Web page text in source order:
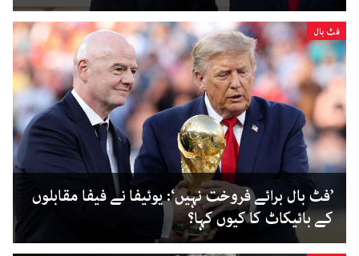
فٹ بال
’فٹ بال برائے فروخت نہیں‘: یوئیفا نے فیفا مقابلوں
کے بائیکاٹ کا کیوں کہا؟